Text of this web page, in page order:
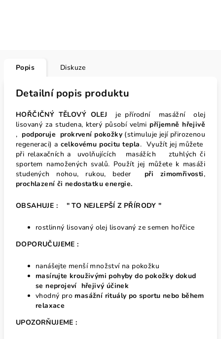
Popis Diskuze
Detailní popis produktu
HOŘČIČNÝ TĚLOVÝ OLEJ je přírodní masážní
olej
lisovaný za studena, který působí velmi příjemně hřejivě
, podporuje prokrvení pokožky(stimuluje její přirozenou
regeneraci) a celkovému pocitu tepla. Využít jej můžete
při relaxačních a uvolňujících masážích ztuhlých či
sportem namožených svalů. Použít jej můžete k masáži
studených nohou, rukou, beder při zimomřivosti,
prochlazení či nedostatku energie.
OBSAHUJE : " TO NEJLEPŠÍ Z PŘÍRODY "
rostlinný lisovaný olej lisovaný ze semen hořčice
DOPORUČUJEME :
nanášejte menší množství na pokožku
masírujte krouživými pohyby do pokožky dokud
se neprojeví hřejivý účinek
vhodný pro masážní rituály po sportu nebo během
relaxace
UPOZORŇUJEME :